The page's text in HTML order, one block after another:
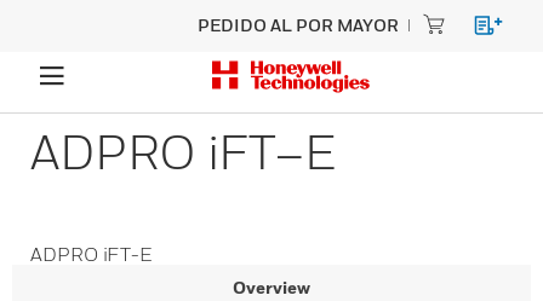
PEDIDO AL POR MAYOR
ADPRO iFT–E
ADPRO iFT-E
Overview